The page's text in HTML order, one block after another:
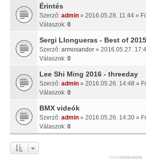
Érintés
Szerző: admin » 2016.05.28. 11:44 »
Válaszok: 0
Sergi Llongueras - Best of 2015
Szerző: armosandor » 2016.05.27.
Válaszok: 0
Lee Shi Ming 2016 - threeday
Szerző: admin » 2016.05.26. 14:48 »
Válaszok: 0
BMX videók
Szerző: admin » 2016.05.26. 14:30 »
Válaszok: 0